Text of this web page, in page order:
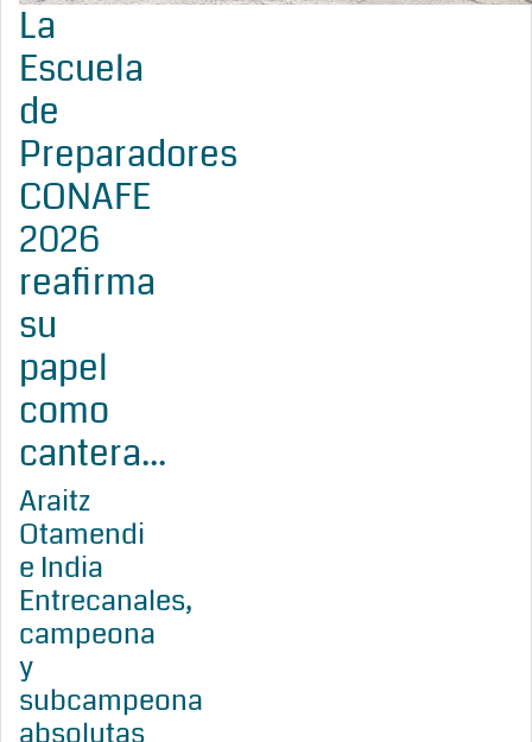
La
Escuela
de
Preparadores
CONAFE
2026
reafirma
su
papel
como
cantera...
Araitz
Otamendi
e India
Entrecanales,
campeona
y
subcampeona
absolutas